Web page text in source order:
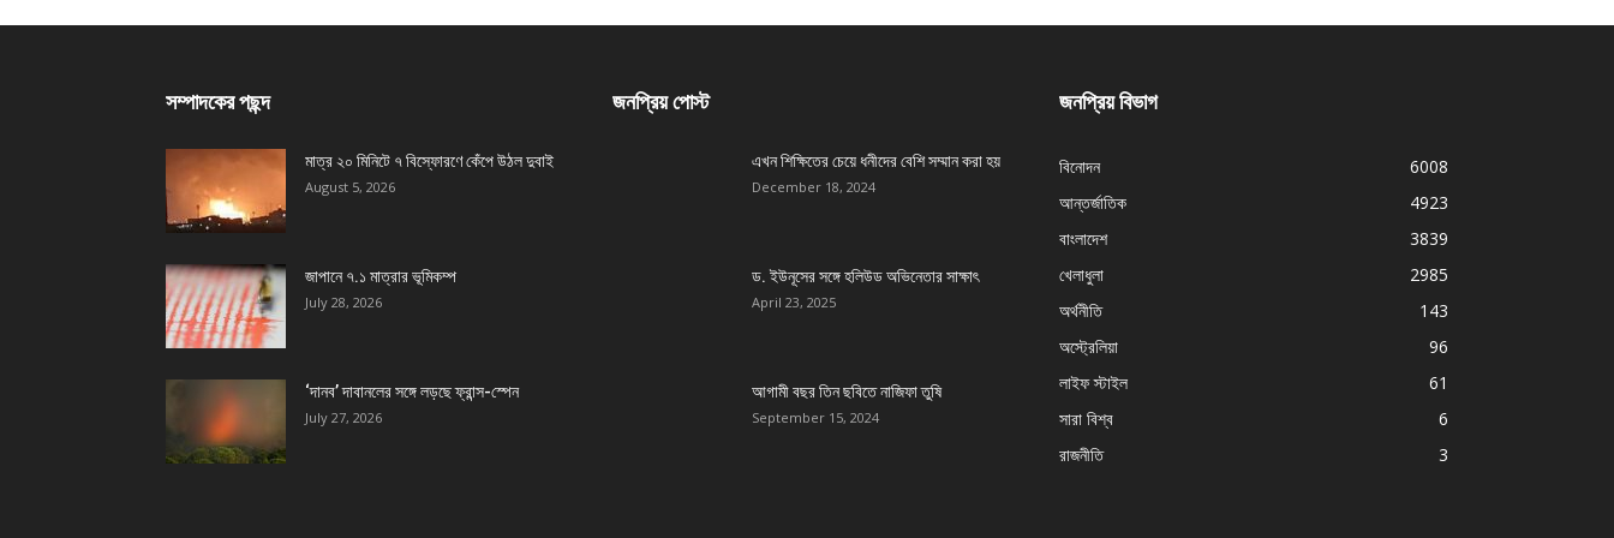
সম্পাদকের পছন্দ
মাত্র ২০ মিনিটে ৭ বিস্ফোরণে কেঁপে উঠল দুবাই
August 5, 2026
জাপানে ৭.১ মাত্রার ভূমিকম্প
July 28, 2026
‘দানব’ দাবানলের সঙ্গে লড়ছে ফ্রান্স-স্পেন
July 27, 2026
জনপ্রিয় পোস্ট
এখন শিক্ষিতের চেয়ে ধনীদের বেশি সম্মান করা হয়
December 18, 2024
ড. ইউনূসের সঙ্গে হলিউড অভিনেতার সাক্ষাৎ
April 23, 2025
আগামী বছর তিন ছবিতে নাজিফা তুষি
September 15, 2024
জনপ্রিয় বিভাগ
বিনোদন
6008
আন্তর্জাতিক
4923
বাংলাদেশ
3839
খেলাধুলা
2985
অর্থনীতি
143
অস্ট্রেলিয়া
96
লাইফ স্টাইল
61
সারা বিশ্ব
6
রাজনীতি
3